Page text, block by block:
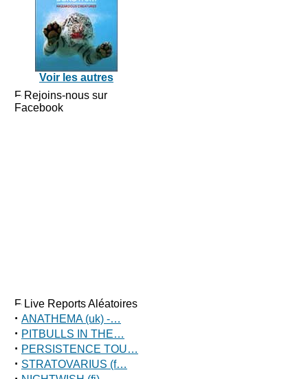
Voir les autres
Rejoins-nous sur
Facebook
Live Reports Aléatoires
· ANATHEMA (uk) -…
· PITBULLS IN THE…
· PERSISTENCE TOU…
· STRATOVARIUS (f…